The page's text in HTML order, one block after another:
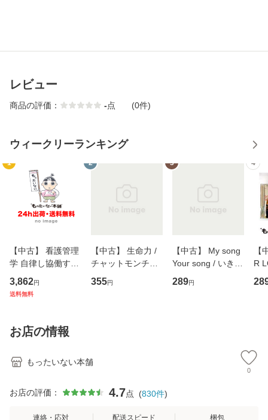
レビュー
商品の評価： -点 (0件)
ウィークリーランキング
1
【中古】 看護管理
学 自律し協働する
専門職の看護マネ
ジメントスキル 改
恵 藤本幸三 / 南江
堂 [単行
3,862円
送料無料
2
【中古】 生命力 /
チャットモンチー /
キューンレコード
[CD]【メール便送
355円
3
【中古】 My song
Your song / いきも
のがかり / [CD]
【メール便送料無
289円
4
【
R
産
お店の情報
もったいない本舗
0
お店の評価： 4.7点 (830件)
連絡・応対 配送スピード 梱包